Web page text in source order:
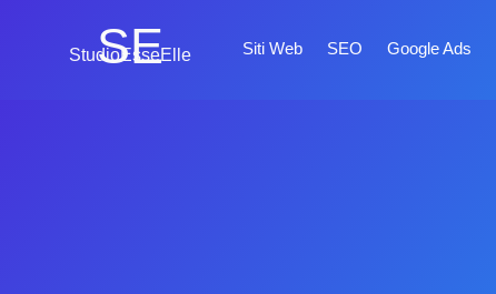
SE
StudioEsseElle Siti Web SEO Google Ads